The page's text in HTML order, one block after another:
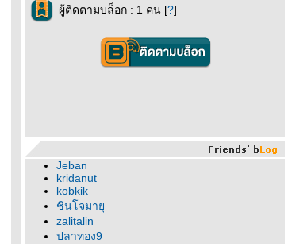
ผู้ติดตามบล็อก : 1 คน [?]
Jeban
kridanut
kobkik
ชินโจมายุ
zalitalin
ปลาทอง9